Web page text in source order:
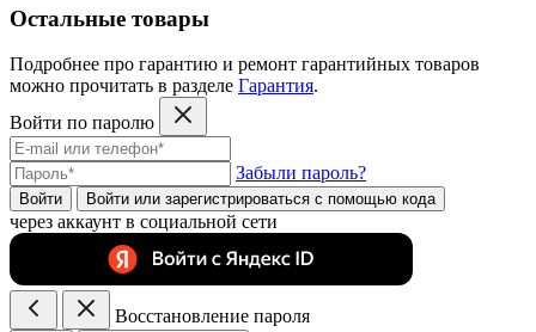
Остальные товары
Подробнее про гарантию и ремонт гарантийных товаров
можно прочитать в разделе Гарантия.
Войти по паролю
Забыли пароль?
Войти Войти или зарегистрироватьcя с помощью кода
через аккаунт в социальной сети
Восстановление пароля